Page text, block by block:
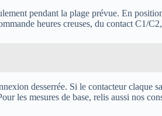
pendant la plage prévue. En
heures creuses, du contact C1/
desserrée. Si le contacteur claque
les mesures de base, relis aussi nos